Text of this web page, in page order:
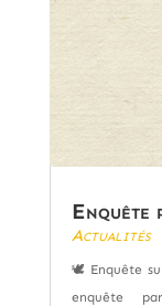
Enquête
Actualités
🕊️ Enquête
enquête